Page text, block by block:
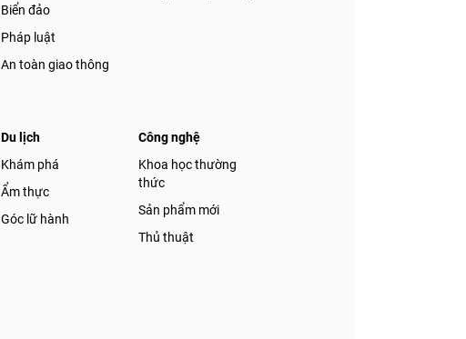
Biển đảo
Pháp luật
An toàn giao thông
Du lịch
Khám phá
Ẩm thực
Góc lữ hành
Công nghệ
Khoa học thường
thức
Sản phẩm mới
Thủ thuật